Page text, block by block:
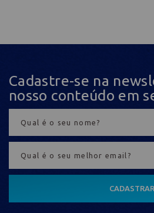
Cadastre-se na
nosso conteúdo em
CADASTRAR